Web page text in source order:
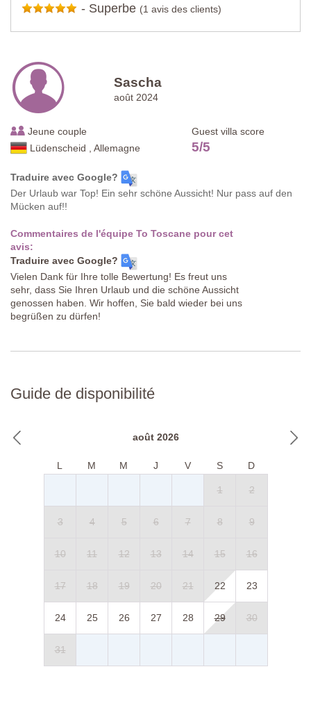
- Superbe (1 avis des clients)
Sascha
août 2024
Jeune couple
Lüdenscheid , Allemagne
Guest villa score
5/5
Traduire avec Google?
Der Urlaub war Top! Ein sehr schöne Aussicht! Nur pass auf den
Mücken auf!!
Commentaires de l'équipe To Toscane pour cet
avis:
Traduire avec Google?
Vielen Dank für Ihre tolle Bewertung! Es freut uns
sehr, dass Sie Ihren Urlaub und die schöne Aussicht
genossen haben. Wir hoffen, Sie bald wieder bei uns
begrüßen zu dürfen!
Guide de disponibilité
août 2026
L M M J V S D
1 2
3 4 5 6 7 8 9
10 11 12 13 14 15 16
17 18 19 20 21 22 23
24 25 26 27 28 29 30
31